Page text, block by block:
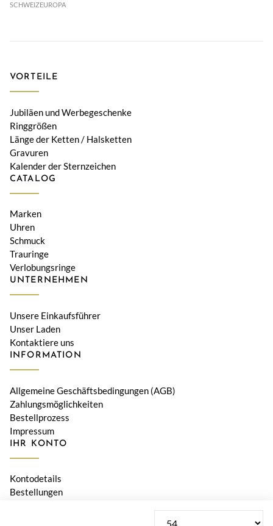
SCHWEIZEUROPA
VORTEILE
Jubiläen und Werbegeschenke
Ringgrößen
Länge der Ketten / Halsketten
Gravuren
Kalender der Sternzeichen
CATALOG
Marken
Uhren
Schmuck
Trauringe
Verlobungsringe
UNTERNEHMEN
Unsere Einkaufsführer
Unser Laden
Kontaktiere uns
INFORMATION
Allgemeine Geschäftsbedingungen (AGB)
Zahlungsmöglichkeiten
Bestellprozess
Impressum
IHR KONTO
Kontodetails
Bestellungen